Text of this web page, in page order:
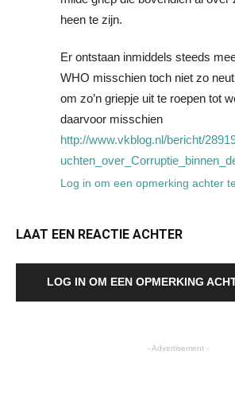
heen te zijn.
Er ontstaan inmiddels steeds
WHO misschien toch niet zo
om zo’n griepje uit te roepen tot
daarvoor misschien
http://www.vkblog.nl/bericht/
Log in om een opmerking achter
LAAT EEN REACTIE ACHTER
LOG IN OM EEN OPMERKING
- Advertisement -